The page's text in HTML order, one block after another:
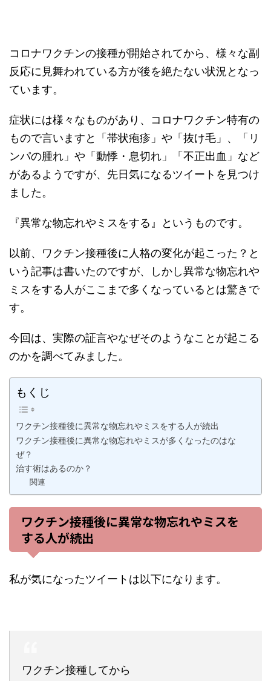
コロナワクチンの接種が開始されてから、様々な副
反応に見舞われている方が後を絶たない状況となっ
ています。
症状には様々なものがあり、コロナワクチン特有の
もので言いますと「帯状疱疹」や「抜け毛」、「リ
ンパの腫れ」や「動悸・息切れ」「不正出血」など
があるようですが、先日気になるツイートを見つけ
ました。
『異常な物忘れやミスをする』というものです。
以前、ワクチン接種後に人格の変化が起こった？と
いう記事は書いたのですが、しかし異常な物忘れや
ミスをする人がここまで多くなっているとは驚きで
す。
今回は、実際の証言やなぜそのようなことが起こる
のかを調べてみました。
もくじ
ワクチン接種後に異常な物忘れやミスをする人が続出
ワクチン接種後に異常な物忘れやミスが多くなったのはな
ぜ？
治す術はあるのか？
関連
ワクチン接種後に異常な物忘れやミスを
する人が続出
私が気になったツイートは以下になります。
ワクチン接種してから